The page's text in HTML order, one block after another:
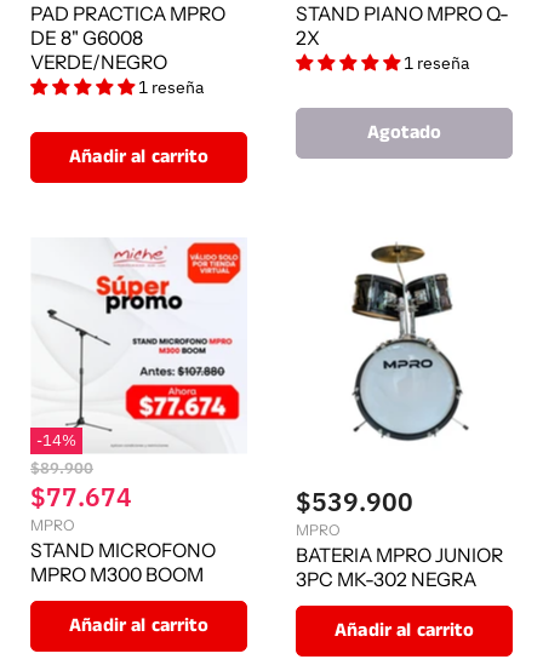
PAD PRACTICA MPRO
DE 8" G6008
VERDE/NEGRO
1 reseña
Añadir al carrito
STAND PIANO MPRO Q-
2X
1 reseña
Agotado
-14%
P
r
e
c
i
o
r
g
$89.900
P
r
e
c
i
$77.674
MPRO
STAND MICROFONO
MPRO M300 BOOM
Añadir al carrito
$539.900
MPRO
BATERIA MPRO JUNIOR
3PC MK-302 NEGRA
Añadir al carrito